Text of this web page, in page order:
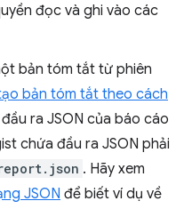
đọc và ghi vào các
bản tóm tắt từ phiên
bản tóm tắt theo cách
ra JSON của báo cáo
chứa đầu ra JSON phải
. Hãy xem
JSON để biết ví dụ về